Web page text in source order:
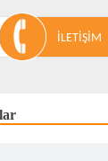
İLETİŞİM